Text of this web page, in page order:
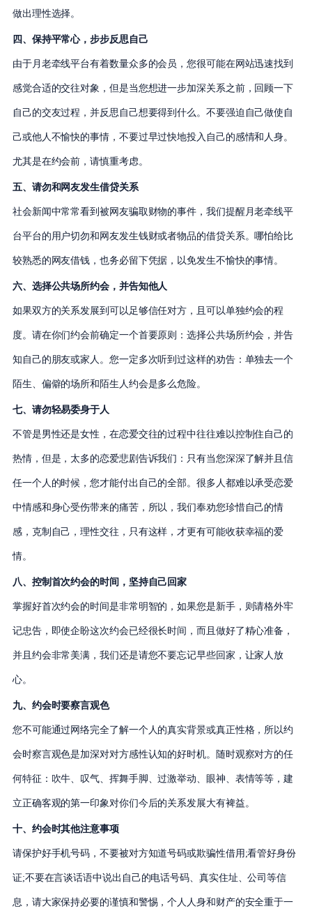
做出理性选择。
四、保持平常心，步步反思自己
由于月老牵线平台有着数量众多的会员，您很可能在网站迅速找到
感觉合适的交往对象，但是当您想进一步加深关系之前，回顾一下
自己的交友过程，并反思自己想要得到什么。不要强迫自己做使自
己或他人不愉快的事情，不要过早过快地投入自己的感情和人身。
尤其是在约会前，请慎重考虑。
五、请勿和网友发生借贷关系
社会新闻中常常看到被网友骗取财物的事件，我们提醒月老牵线平
台平台的用户切勿和网友发生钱财或者物品的借贷关系。哪怕给比
较熟悉的网友借钱，也务必留下凭据，以免发生不愉快的事情。
六、选择公共场所约会，并告知他人
如果双方的关系发展到可以足够信任对方，且可以单独约会的程
度。请在你们约会前确定一个首要原则：选择公共场所约会，并告
知自己的朋友或家人。您一定多次听到过这样的劝告：单独去一个
陌生、偏僻的场所和陌生人约会是多么危险。
七、请勿轻易委身于人
不管是男性还是女性，在恋爱交往的过程中往往难以控制住自己的
热情，但是，太多的恋爱悲剧告诉我们：只有当您深深了解并且信
任一个人的时候，您才能付出自己的全部。很多人都难以承受恋爱
中情感和身心受伤带来的痛苦，所以，我们奉劝您珍惜自己的情
感，克制自己，理性交往，只有这样，才更有可能收获幸福的爱
情。
八、控制首次约会的时间，坚持自己回家
掌握好首次约会的时间是非常明智的，如果您是新手，则请格外牢
记忠告，即使企盼这次约会已经很长时间，而且做好了精心准备，
并且约会非常美满，我们还是请您不要忘记早些回家，让家人放
心。
九、约会时要察言观色
您不可能通过网络完全了解一个人的真实背景或真正性格，所以约
会时察言观色是加深对对方感性认知的好时机。随时观察对方的任
何特征：吹牛、叹气、挥舞手脚、过激举动、眼神、表情等等，建
立正确客观的第一印象对你们今后的关系发展大有裨益。
十、约会时其他注意事项
请保护好手机号码，不要被对方知道号码或欺骗性借用;看管好身份
证;不要在言谈话语中说出自己的电话号码、真实住址、公司等信
息，请大家保持必要的谨慎和警惕，个人人身和财产的安全重于一